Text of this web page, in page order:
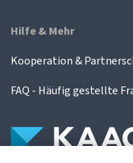
Hilfe & Mehr
Kooperation &
FAQ - Häufig gestellte